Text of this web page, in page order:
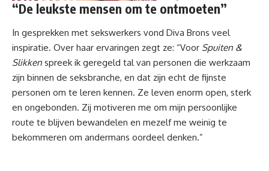
“De leukste mensen om te ontmoeten”
In gesprekken met sekswerkers vond Diva Brons veel
inspiratie. Over haar ervaringen zegt ze: “Voor Spuiten &
Slikken spreek ik geregeld tal van personen die werkzaam
zijn binnen de seksbranche, en dat zijn echt de fijnste
personen om te leren kennen. Ze leven enorm open, sterk
en ongebonden. Zij motiveren me om mijn persoonlijke
route te blijven bewandelen en mezelf me weinig te
bekommeren om andermans oordeel denken.”